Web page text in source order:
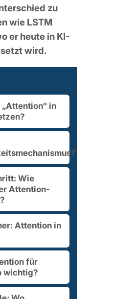
zu
wie LSTM
er heute in KI-
wird.
in
Wie
Attention-
Attention in
für
wichtig?